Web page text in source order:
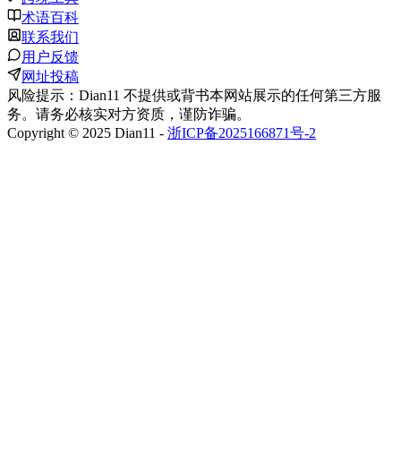
术语百科
联系我们
用户反馈
网址投稿
风险提示：Dian11 不提供或背书本网站展示的任何第三方服
务。请务必核实对方资质，谨防诈骗。
Copyright © 2025 Dian11 - 浙ICP备2025166871号-2